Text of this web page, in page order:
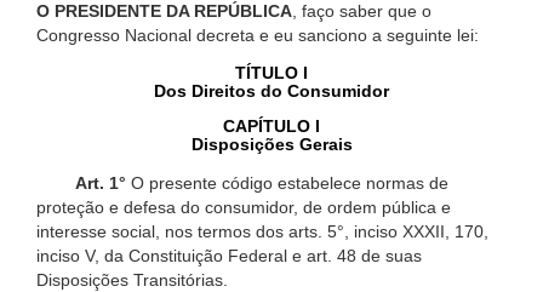
O PRESIDENTE DA REPÚBLICA , faço saber que o
Congresso Nacional decreta e eu sanciono a seguinte lei:
TÍTULO I
Dos Direitos do Consumidor
CAPÍTULO I
Disposições Gerais
Art. 1° O presente código estabelece normas de
proteção e defesa do consumidor, de ordem pública e
interesse social, nos termos dos arts. 5°, inciso XXXII, 170,
inciso V, da Constituição Federal e art. 48 de suas
Disposições Transitórias.